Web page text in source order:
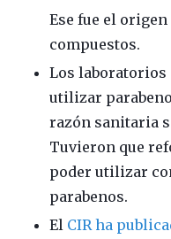
Ese fue el
compuestos.
Los laboratorios
utilizar
razón sanitaria
Tuvieron que
poder utilizar
parabenos.
El CIR ha